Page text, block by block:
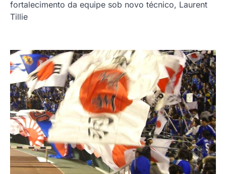
fortalecimento da equipe sob novo técnico, Laurent
Tillie